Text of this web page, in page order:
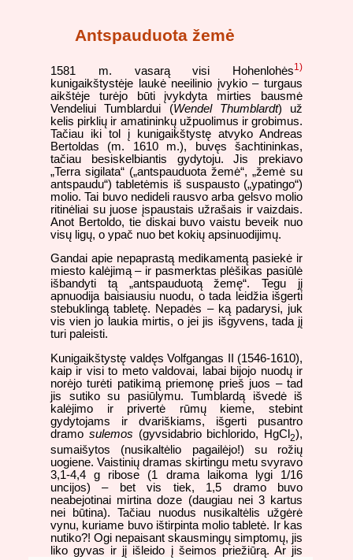
Antspauduota žemė
1581 m. vasarą visi Hohenlohės1)
kunigaikštystėje laukė neeilinio įvykio – turgaus
aikštėje turėjo būti įvykdyta mirties bausmė
Vendeliui Tumblardui (Wendel Thumblardt) už
kelis pirklių ir amatininkų užpuolimus ir grobimus.
Tačiau iki tol į kunigaikštystę atvyko Andreas
Bertoldas (m. 1610 m.), buvęs šachtininkas,
tačiau besiskelbiantis gydytoju. Jis prekiavo
„Terra sigilata“ („antspauduota žemė“, „žemė su
antspaudu“) tabletėmis iš suspausto („ypatingo“)
molio. Tai buvo nedideli rausvo arba gelsvo molio
ritinėliai su juose įspaustais užrašais ir vaizdais.
Anot Bertoldo, tie diskai buvo vaistu beveik nuo
visų ligų, o ypač nuo bet kokių apsinuodijimų.
Gandai apie nepaprastą medikamentą pasiekė ir
miesto kalėjimą – ir pasmerktas plėšikas pasiūlė
išbandyti tą „antspauduotą žemę“. Tegu jį
apnuodija baisiausiu nuodu, o tada leidžia išgerti
stebuklingą tabletę. Nepadės – ką padarysi, juk
vis vien jo laukia mirtis, o jei jis išgyvens, tada jį
turi paleisti.
Kunigaikštystę valdęs Volfgangas II (1546-1610),
kaip ir visi to meto valdovai, labai bijojo nuodų ir
norėjo turėti patikimą priemonę prieš juos – tad
jis sutiko su pasiūlymu. Tumblardą išvedė iš
kalėjimo ir privertė rūmų kieme, stebint
gydytojams ir dvariškiams, išgerti pusantro
dramo sulemos (gyvsidabrio bichlorido, HgCl 2),
sumaišytos (nusikaltėlio pagailėjo!) su rožių
uogiene. Vaistinių dramas skirtingu metu svyravo
3,1-4,4 g ribose (1 drama laikoma lygi 1/16
uncijos) – bet vis tiek, 1,5 dramo buvo
neabejotinai mirtina doze (daugiau nei 3 kartus
nei būtina). Tačiau nuodus nusikaltėlis užgėrė
vynu, kuriame buvo ištirpinta molio tabletė. Ir kas
nutiko?! Ogi nepaisant skausmingų simptomų, jis
liko gyvas ir jį išleido į šeimos priežiūrą. Ar jis